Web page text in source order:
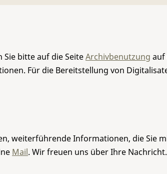
bitte auf die SeiteArchivbenutzung auf
Für die Bereitstellung von
weiterführende Informationen, die Sie
Mail. Wir freuen uns über Ihre Nachricht.